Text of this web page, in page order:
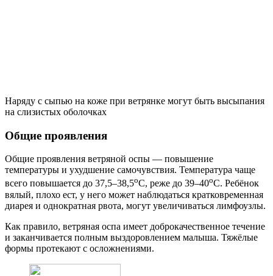
Наряду с сыпью на коже при ветрянке могут быть высыпания
на слизистых оболочках
Общие проявления
Общие проявления ветряной оспы — повышение
температуры и ухудшение самочувствия. Температура чаще
всего повышается до 37,5–38,5оС, реже до 39–40оС. Ребёнок
вялый, плохо ест, у него может наблюдаться кратковременная
диарея и однократная рвота, могут увеличиваться лимфоузлы.
Как правило, ветряная оспа имеет доброкачественное течение
и заканчивается полным выздоровлением малыша. Тяжёлые
формы протекают с осложнениями.